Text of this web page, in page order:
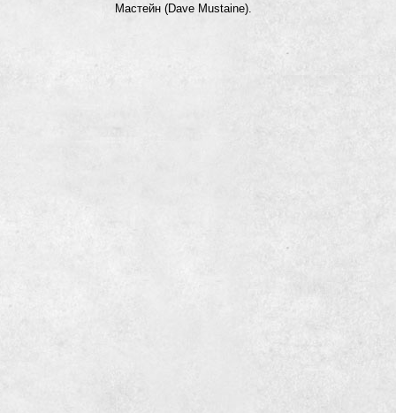
Мастейн (Dave Mustaine).